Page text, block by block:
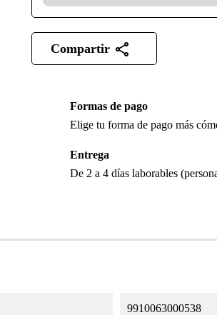
Compartir
Formas de pago
Elige tu forma de pago más
Entrega
De 2 a 4 días laborables
9910063000538